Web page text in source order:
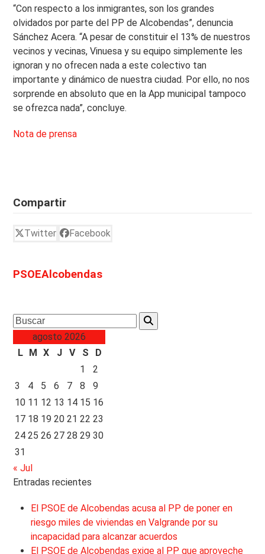
“Con respecto a los inmigrantes, son los grandes
olvidados por parte del PP de Alcobendas”, denuncia
Sánchez Acera. “A pesar de constituir el 13% de nuestros
vecinos y vecinas, Vinuesa y su equipo simplemente les
ignoran y no ofrecen nada a este colectivo tan
importante y dinámico de nuestra ciudad. Por ello, no nos
sorprende en absoluto que en la App municipal tampoco
se ofrezca nada”, concluye.
Nota de prensa
Compartir
Twitter Facebook
PSOEAlcobendas
Search
agosto 2026
L M X J V S
D
1
2
3
4 5 6 7 8
9
10 11 12 13 14 15 16
17 18 19 20 21 22 23
24 25 26 27 28 29 30
31
« Jul
Entradas recientes
El PSOE de Alcobendas acusa al PP de poner en
riesgo miles de viviendas en Valgrande por su
incapacidad para alcanzar acuerdos
El PSOE de Alcobendas exige al PP que aproveche